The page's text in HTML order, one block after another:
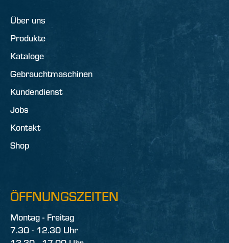
Über uns
Produkte
Kataloge
Gebrauchtmaschinen
Kundendienst
Jobs
Kontakt
Shop
ÖFFNUNGSZEITEN
Montag - Freitag
7.30 - 12.30 Uhr